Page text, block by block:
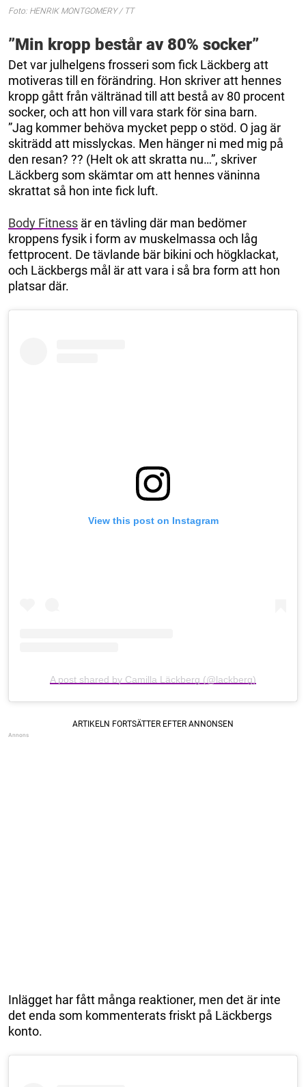
Foto: HENRIK MONTGOMERY / TT
”Min kropp består av 80% socker”
Det var julhelgens frosseri som fick Läckberg att
motiveras till en förändring. Hon skriver att hennes
kropp gått från vältränad till att bestå av 80 procent
socker, och att hon vill vara stark för sina barn.
”Jag kommer behöva mycket pepp o stöd. O jag är
skiträdd att misslyckas. Men hänger ni med mig på
den resan? ?? (Helt ok att skratta nu…”, skriver
Läckberg som skämtar om att hennes väninna
skrattat så hon inte fick luft.
Body Fitness är en tävling där man bedömer
kroppens fysik i form av muskelmassa och låg
fettprocent. De tävlande bär bikini och högklackat,
och Läckbergs mål är att vara i så bra form att hon
platsar där.
View this post on Instagram
A post shared by Camilla Läckberg (@lackberg)
Inlägget har fått många reaktioner, men det är inte
det enda som kommenterats friskt på Läckbergs
konto.